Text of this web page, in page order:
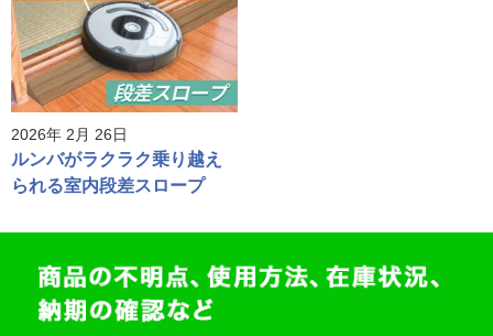
2026年 2月 26日
ルンバがラクラク乗り越え
られる室内段差スロープ